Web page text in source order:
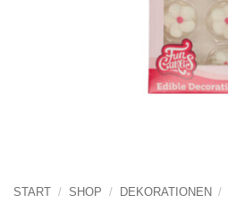
START / SHOP / DEKORATIONEN /